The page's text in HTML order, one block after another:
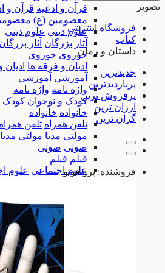
قرآن و ادعیه قرآن و
معصومین (ع)
علوم دینی علوم دینی
آثار بزرگان آثار بزرگان
حوزوی حوزوی
ادیان و فرقه ها
آموزشی آموزشی
واژه نامه واژه نامه
کودک و نوجوان کودک
خانواده خانواده
تلفن همراه تلفن همراه
مولتی مدیا مولتی مدیا
صوتی صوتی
فیلم فیلم
علوم اجتماعی علوم
تاریخ، جغرافیا و
کاربردی
کاربردی
همه دسته بندی های
تصویر
فروشگاه اینترنتی
کتاب
داستان و رمان
جدیدترین
پربازدیدترین
پرفروش ترین
ارزان ترین
گران ترین
فروشنده:پرو فوتو